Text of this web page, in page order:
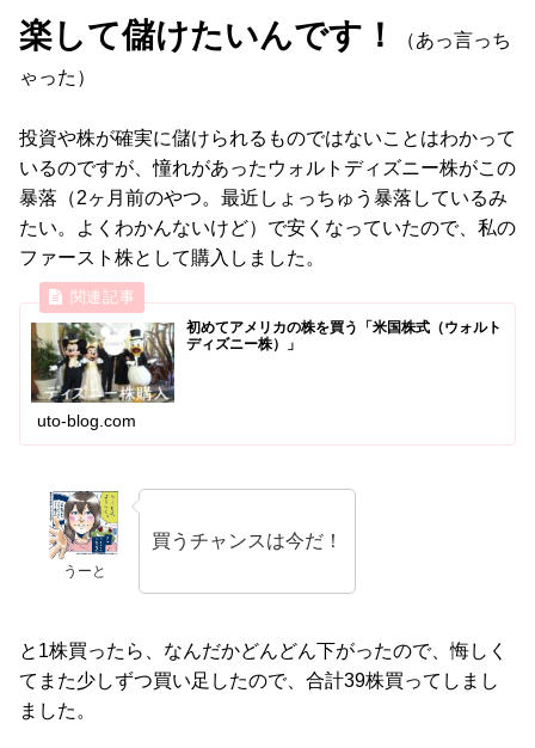
楽して儲けたいんです！
（あっ言っち
ゃった）
投資や株が確実に儲けられるものではないことはわかって
いるのですが、憧れがあったウォルトディズニー株がこの
暴落（2ヶ月前のやつ。最近しょっちゅう暴落しているみ
たい。よくわかんないけど）で安くなっていたので、私の
ファースト株として購入しました。
初めてアメリカの株を買う「米国株式（ウォルト
ディズニー株）」
uto-blog.com
うーと
買うチャンスは今だ！
と1株買ったら、なんだかどんどん下がったので、悔しく
てまた少しずつ買い足したので、合計39株買ってしまし
ました。